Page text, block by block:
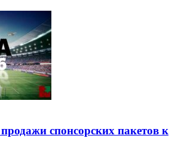
спонсорских пакетов к